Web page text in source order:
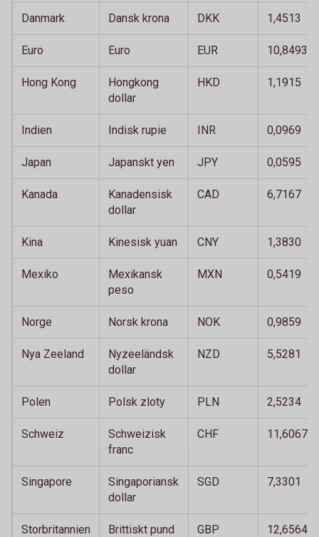
Danmark Dansk krona DKK 1,4513
Euro Euro EUR 10,8493
Hong Kong
Hongkong
dollar
HKD 1,1915
Indien Indisk rupie INR 0,0969
Japan Japanskt yen JPY 0,0595
Kanada
Kanadensisk
dollar
CAD 6,7167
Kina Kinesisk yuan CNY 1,3830
Mexiko
Mexikansk
peso
MXN 0,5419
Norge Norsk krona NOK 0,9859
Nya Zeeland
Nyzeeländsk
dollar
NZD 5,5281
Polen Polsk zloty PLN 2,5234
Schweiz
Schweizisk
franc
CHF 11,6067
Singapore
Singaporiansk
dollar
SGD 7,3301
Storbritannien Brittiskt pund GBP 12,6564